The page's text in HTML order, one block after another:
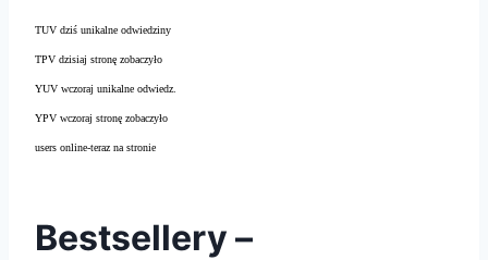
TUV dziś unikalne odwiedziny
TPV dzisiaj stronę zobaczyło
YUV wczoraj unikalne odwiedz.
YPV wczoraj stronę zobaczyło
users online-teraz na stronie
Bestsellery –